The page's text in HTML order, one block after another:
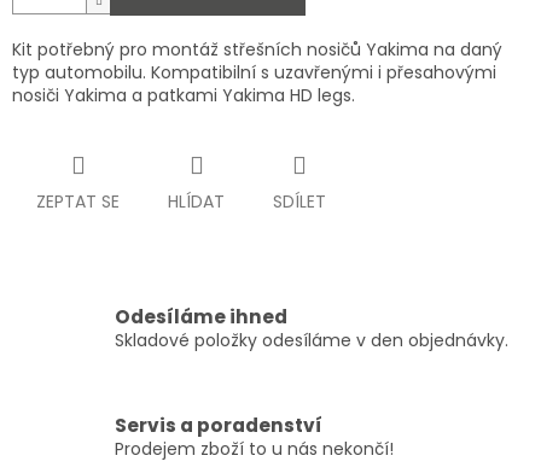
Kit potřebný pro montáž střešních nosičů Yakima na daný
typ automobilu. Kompatibilní s uzavřenými i přesahovými
nosiči Yakima a patkami Yakima HD legs.
ZEPTAT SE HLÍDAT SDÍLET
Odesíláme ihned
Skladové položky odesíláme v den objednávky.
Servis a poradenství
Prodejem zboží to u nás nekončí!